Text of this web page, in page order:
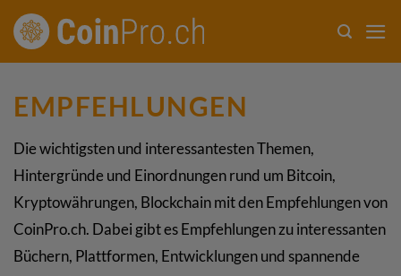
Zum
Inhalt
EMPFEHLUNGEN
Die wichtigsten und interessantesten Themen,
Hintergründe und Einordnungen rund um Bitcoin,
Kryptowährungen, Blockchain mit den Empfehlungen von
CoinPro.ch. Dabei gibt es Empfehlungen zu interessanten
Büchern, Plattformen, Entwicklungen und spannende